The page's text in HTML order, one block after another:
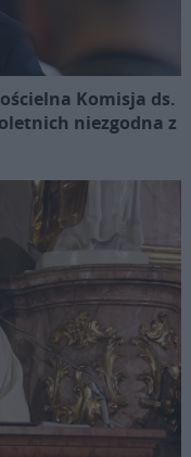
Komisja ds.
niezgodna z